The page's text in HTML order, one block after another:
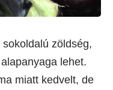
zöldség,
lehet.
miatt kedvelt, de